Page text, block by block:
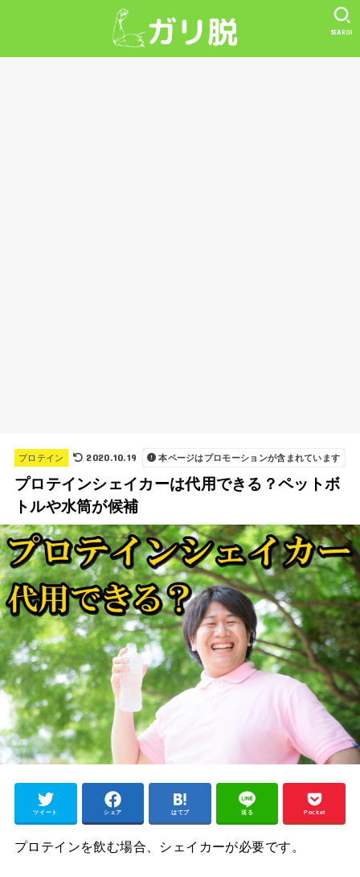
SEARCH
プロテイン 2020.10.19 本ページはプロモーションが含まれています
プロテインシェイカーは代用できる？ペットボ
トルや水筒が候補
ツイート シェア はてブ 送る Pocket
プロテインを飲む場合、シェイカーが必要です。